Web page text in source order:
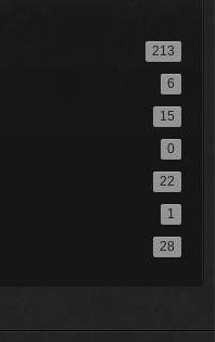
213
6
15
0
22
1
28